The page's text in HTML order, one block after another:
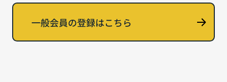
一般会員の登録はこちら